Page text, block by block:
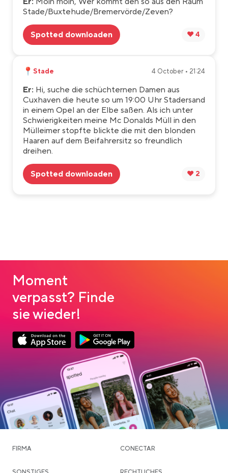
Stade/Buxtehude/Bremervörde/Zeven?
Spotted downloaden ❤️ 4
📍 Stade 4 October • 21:24
Er: Hi, suche die schüchternen Damen aus
Cuxhaven die heute so um 19:00 Uhr Stadersand
in einem Opel an der Elbe saßen. Als ich unter
Schwierigkeiten meine Mc Donalds Müll in den
Mülleimer stopfte blickte die mit den blonden
Haaren auf dem Beifahrersitz so freundlich
dreihen.
Spotted downloaden ❤️ 2
Moment
verpasst? Finde
sie wieder!
Google Play Download
FIRMA CONECTAR